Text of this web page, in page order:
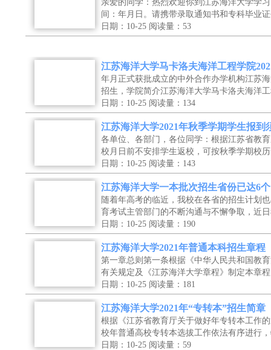
亲爱的同学：热烈欢迎你到江苏海洋大学学
间：年月日。请携带录取通知书和专科毕
日期：10-25 阅读量：53
江苏海洋大学马卡洛夫海洋工程学院
年月正式获批成立的中外合作办学机构江苏
招生，学院简介江苏海洋大学马卡洛夫海洋
日期：10-25 阅读量：134
江苏海洋大学2021年秋季学期学生报到
各单位、各部门，各位同学：根据江苏省教
校月日前不安排学生返校，可按秋季学期校
日期：10-25 阅读量：143
江苏海洋大学一本批次招生省份已达6
随着年高考的临近，我校在各省的招生计划
育考试主管部门的不断沟通与不懈争取，
日期：10-25 阅读量：190
江苏海洋大学2021年普通本科招生章程
第一章总则第一条根据《中华人民共和国教
有关规定及《江苏海洋大学章程》制定本章
日期：10-25 阅读量：181
江苏海洋大学2021年“专转本”招生简章
根据《江苏省教育厅关于做好年专转本工作
校年普通高校专转本选拔工作依法有序进行
日期：10-25 阅读量：59